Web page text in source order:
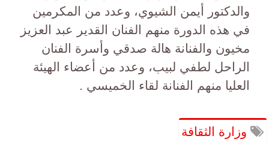
والدكتور أيمن الشيوي، وعدد من المكرمين
في هذه الدورة منهم الفنان القدير عبد العزيز
مخيون والفنانة هالة صدقي وأسرة الفنان
الراحل لطفي لبيب، وعدد من أعضاء الهيئة
العليا منهم الفنانة لقاء الخميسي .
وزارة الثقافة